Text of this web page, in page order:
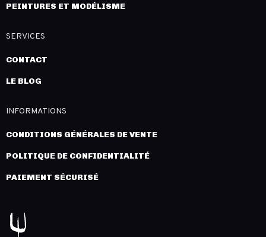
PEINTURES ET MODÉLISME
SERVICES
CONTACT
LE BLOG
INFORMATIONS
CONDITIONS GÉNÉRALES DE VENTE
POLITIQUE DE CONFIDENTIALITÉ
PAIEMENT SÉCURISÉ